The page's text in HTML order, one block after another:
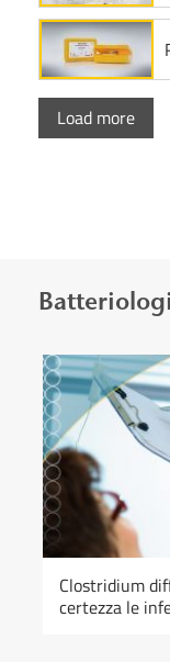
Load more
Clostridium
certezza le